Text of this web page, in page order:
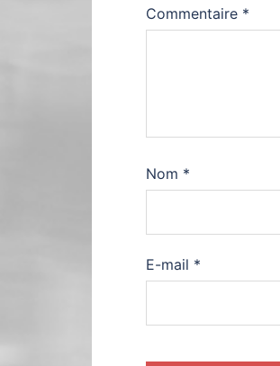
Commentaire *
Nom *
E-mail *